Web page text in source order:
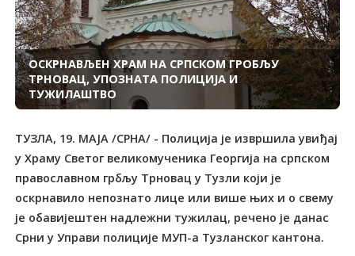
ОСКРНАВЉЕН ХРАМ НА СРПСКОМ ГРОБЉУ
ТРНОВАЦ, УПОЗНАТА ПОЛИЦИЈА И
ТУЖИЛАШТВО
ТУЗЛА, 19. МАЈА /СРНА/ - Полиција је извршила увиђај
у Храму Светог великомученика Георгија на српском
православном грбљу Трновац у Тузли који је
оскрнавило непознато лице или више њих и о свему
је обавијештен надлежни тужилац, речено је данас
Срни у Управи полиције МУП-а Тузланског кантона.